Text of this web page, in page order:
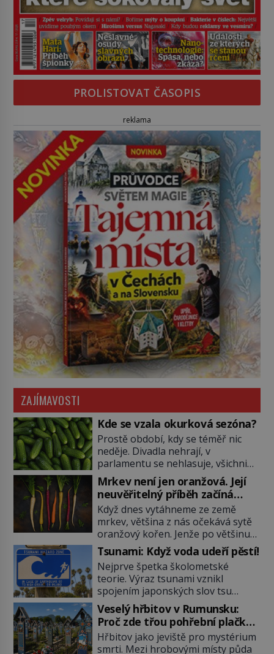
PROLISTOVAT ČASOPIS
reklama
ZAJÍMAVOSTI
Kde se vzala okurková sezóna?
Prostě období, kdy se téměř nic
neděje. Divadla nehrají, v
parlamentu se nehlasuje, všichni
jsou na dovolené a média tak
nemají o čem mluvit a psát. A
vymýšlejí si proto témata, které
nikoho nezajímají. Proč je však ona
letní doba spojovaná zrovna s
okurkami? Okurkovou sezónu
známe už od poloviny 19. století,
ovšem jako Češi […]
Mrkev není jen oranžová. Její
neuvěřitelný příběh začíná
fialovou barvou
Když dnes vytáhneme ze země
mrkev, většina z nás očekává sytě
oranžový kořen. Jenže po většinu
své historie je mrkev všechno
možné, jen ne oranžová. Je fialová,
žlutá, bílá, někdy dokonce téměř
černá. Až díky stovkám let
pečlivého šlechtění se z ní stává
zelenina, bez které si českou
zahradu ani nedokážeme
představit. Její příběh je […]
Tsunami: Když voda udeří pěstí!
Nejprve špetka školometské
teorie. Výraz tsunami vznikl
spojením japonských slov tsu
(přístav) a nami (vlna). Jedná se o
dlouhou vlnu, která je na volném
moři takřka nepostřehnutelná.
Ačkoli je vlnová délka tsunami i 300
Veselý hřbitov v Rumunsku:
Proč zde třou pohřební plačky
bídu s nouzí?
Hřbitov jako jeviště pro mystérium
smrti. Mezi hrobovými místy půda